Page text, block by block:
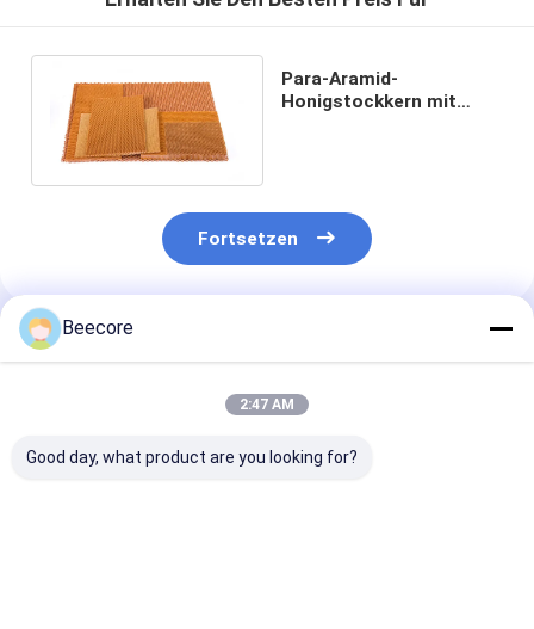
Para-Aramid-
Honigstockkern mit
Fortsetzen
Empfohlene Produkte
Beecore
2:47 AM
Good day, what product are you looking for?